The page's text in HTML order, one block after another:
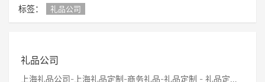
标签： 礼品公司
礼品公司
上海礼品公司-上海礼品定制-商务礼品-礼品定制 - 礼品定制